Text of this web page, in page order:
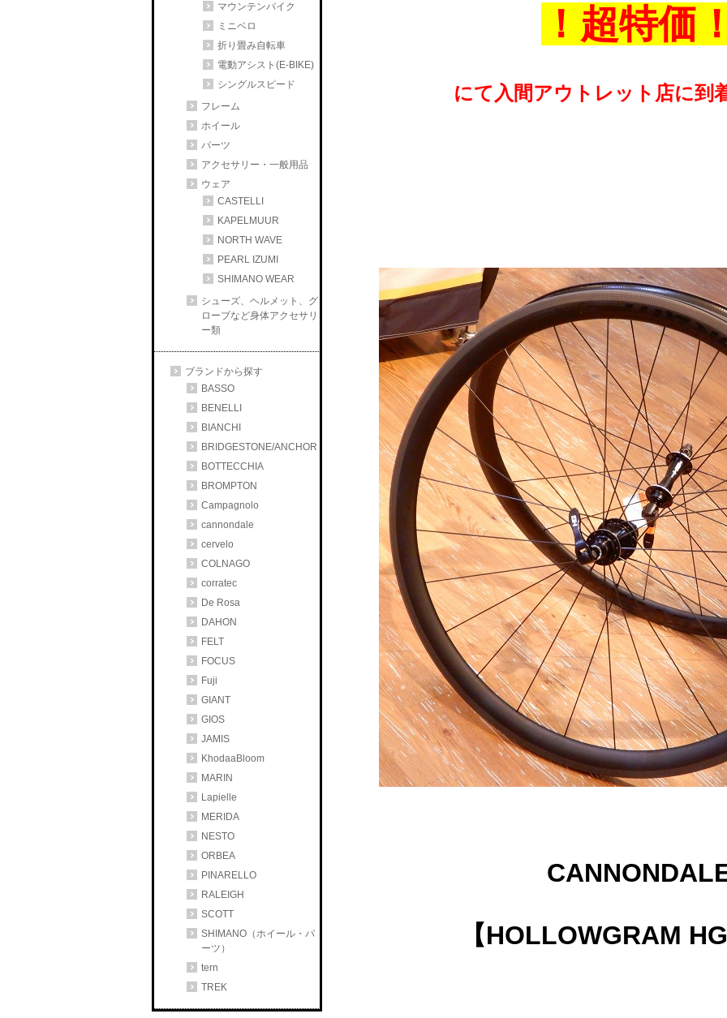
マウンテンバイク
ミニベロ
折り畳み自転車
電動アシスト(E-BIKE)
シングルスピード
フレーム
ホイール
パーツ
アクセサリー・一般用品
ウェア
CASTELLI
KAPELMUUR
NORTH WAVE
PEARL IZUMI
SHIMANO WEAR
シューズ、ヘルメット、グ
ローブなど身体アクセサリ
ー類
ブランドから探す
BASSO
BENELLI
BIANCHI
BRIDGESTONE/ANCHOR
BOTTECCHIA
BROMPTON
Campagnolo
cannondale
cervelo
COLNAGO
corratec
De Rosa
DAHON
FELT
FOCUS
Fuji
GIANT
GIOS
JAMIS
KhodaaBloom
MARIN
Lapielle
MERIDA
NESTO
ORBEA
PINARELLO
RALEIGH
SCOTT
SHIMANO（ホイール・パ
ーツ）
tern
TREK
！超特価！
にて入間アウトレット店に到
【HOLLOWGRAM